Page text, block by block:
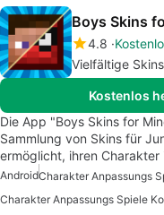
Boys Skins
4.8
Vielfältige
Kostenlos
Die App "Boys Skins for
Sammlung von Skins für
ermöglicht, ihren
Android